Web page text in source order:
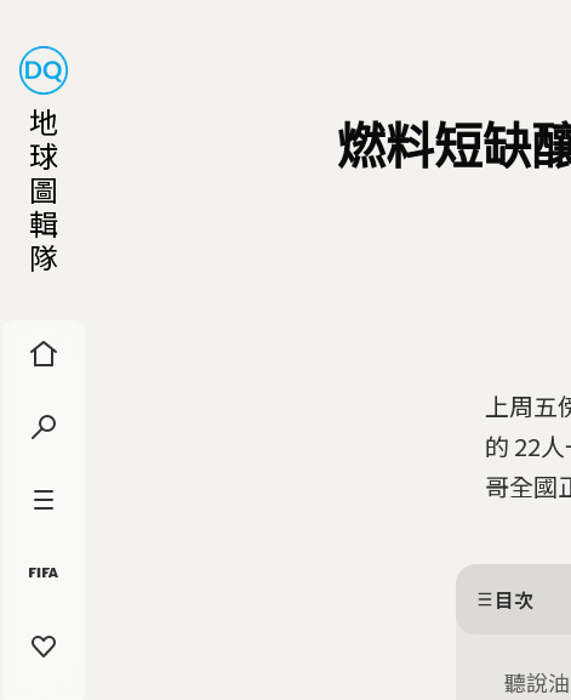
地
球
圖
輯
隊
燃料短缺
上周五
的 22
哥全國
目次
聽說